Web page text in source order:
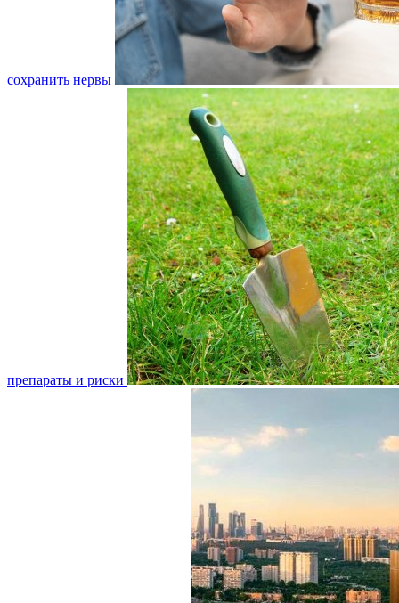
сохранить нервы
препараты и риски